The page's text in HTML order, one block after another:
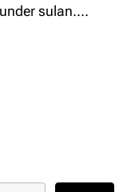
sulan.
detaljer är